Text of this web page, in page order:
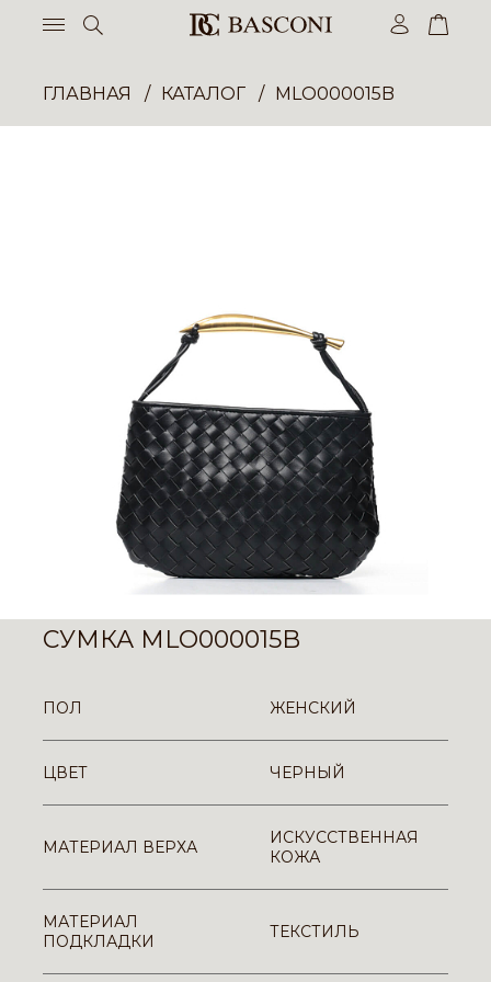
ГЛАВНАЯ КАТАЛОГ MLO000015B
СУМКА MLO000015B
ПОЛ ЖЕНСКИЙ
ЦВЕТ ЧЕРНЫЙ
МАТЕРИАЛ ВЕРХА
ИСКУССТВЕННАЯ
КОЖА
МАТЕРИАЛ
ПОДКЛАДКИ
ТЕКСТИЛЬ